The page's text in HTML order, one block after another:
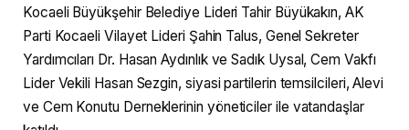
Kocaeli Büyükşehir Belediye Lideri Tahir Büyükakın, AK
Parti Kocaeli Vilayet Lideri Şahin Talus, Genel Sekreter
Yardımcıları Dr. Hasan Aydınlık ve Sadık Uysal, Cem Vakfı
Lider Vekili Hasan Sezgin, siyasi partilerin temsilcileri, Alevi
ve Cem Konutu Derneklerinin yöneticiler ile vatandaşlar